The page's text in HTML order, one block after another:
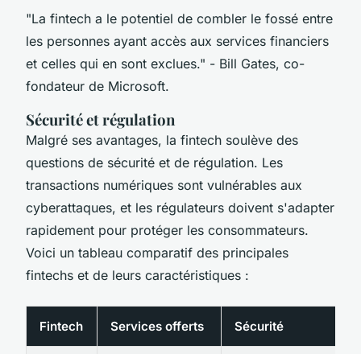
"La fintech a le potentiel de combler le fossé entre
les personnes ayant accès aux services financiers
et celles qui en sont exclues." - Bill Gates, co-
fondateur de Microsoft.
Sécurité et régulation
Malgré ses avantages, la fintech soulève des
questions de sécurité et de régulation. Les
transactions numériques sont vulnérables aux
cyberattaques, et les régulateurs doivent s'adapter
rapidement pour protéger les consommateurs.
Voici un tableau comparatif des principales
fintechs et de leurs caractéristiques :
Fintech Services offerts Sécurité